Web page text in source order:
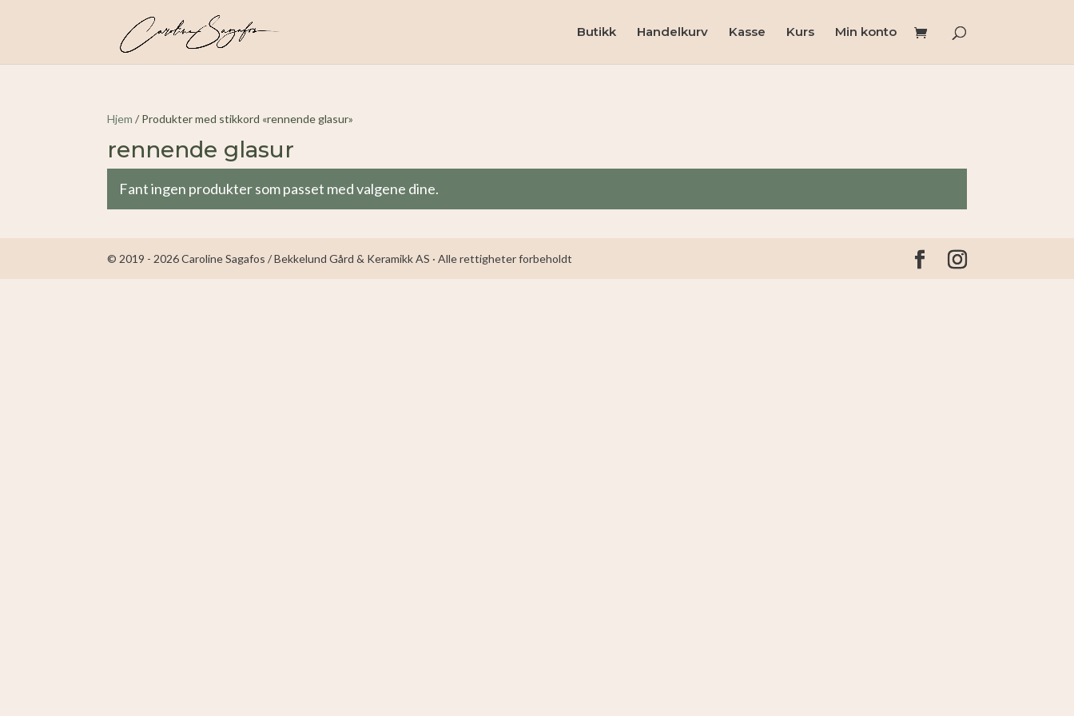
Butikk Handelkurv Kasse Kurs Min konto
Hjem / Produkter med stikkord «rennende glasur»
rennende glasur
Fant ingen produkter som passet med valgene dine.
© 2019 - 2026 Caroline Sagafos / Bekkelund Gård & Keramikk AS · Alle rettigheter forbeholdt